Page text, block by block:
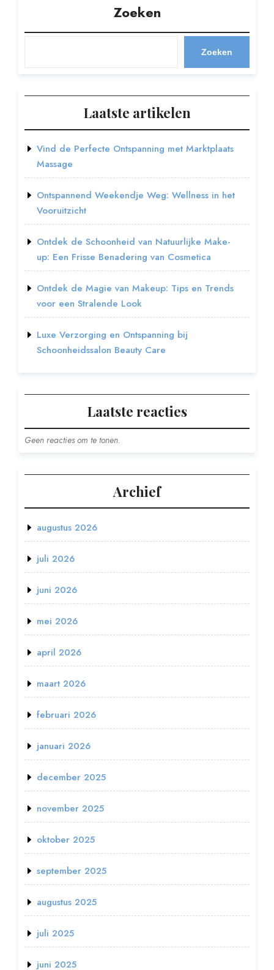
Zoeken
Zoeken
Laatste artikelen
Vind de Perfecte Ontspanning met Marktplaats
Massage
Ontspannend Weekendje Weg: Wellness in het
Vooruitzicht
Ontdek de Schoonheid van Natuurlijke Make-
up: Een Frisse Benadering van Cosmetica
Ontdek de Magie van Makeup: Tips en Trends
voor een Stralende Look
Luxe Verzorging en Ontspanning bij
Schoonheidssalon Beauty Care
Laatste reacties
Geen reacties om te tonen.
Archief
augustus 2026
juli 2026
juni 2026
mei 2026
april 2026
maart 2026
februari 2026
januari 2026
december 2025
november 2025
oktober 2025
september 2025
augustus 2025
juli 2025
juni 2025